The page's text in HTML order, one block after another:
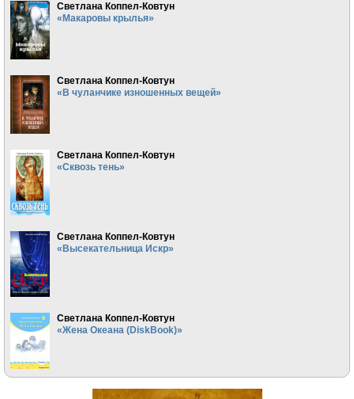
Светлана Коппел-Ковтун
«Макаровы крылья»
Светлана Коппел-Ковтун
«В чуланчике изношенных вещей»
Светлана Коппел-Ковтун
«Сквозь тень»
Светлана Коппел-Ковтун
«Высекательница Искр»
Светлана Коппел-Ковтун
«Жена Океана (DiskBook)»